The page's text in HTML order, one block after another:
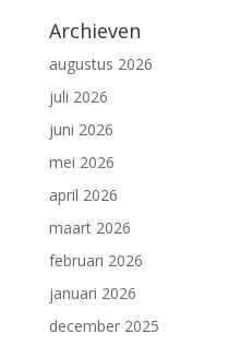
Archieven
augustus 2026
juli 2026
juni 2026
mei 2026
april 2026
maart 2026
februari 2026
januari 2026
december 2025